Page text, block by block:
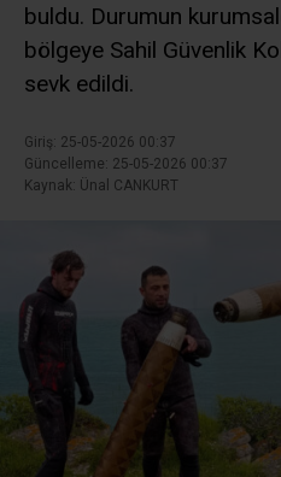
buldu. Durumun
bölgeye Sahil Güvenlik
sevk edildi.
Giriş: 25-05-2026 00:37
Güncelleme: 25-05-2026 00:37
Kaynak: Ünal CANKURT